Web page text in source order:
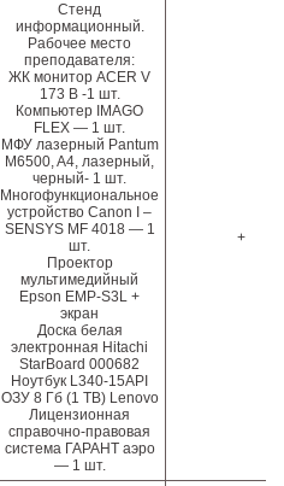
Стенд
информационный.
Рабочее место
преподавателя:
ЖК монитор ACER V
173 В -1 шт.
Компьютер IMAGO
FLEX — 1 шт.
МФУ лазерный Pantum
M6500, A4, лазерный,
черный- 1 шт.
Многофункциональное
устройство Canоn I –
SENSYS MF 4018 — 1
шт.
Проектор
мультимедийный
Epson EMP-S3L +
экран
Доска белая
электронная Hitachi
StarBoard 000682
Ноутбук L340-15API
ОЗУ 8 Гб (1 ТВ) Lenovo
Лицензионная
справочно-правовая
система ГАРАНТ аэро
— 1 шт.
+